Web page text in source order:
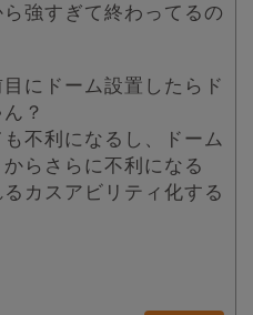
強すぎて終わってるの
にドーム設置したらド
？
不利になるし、ドーム
らさらに不利になる
カスアビリティ化する